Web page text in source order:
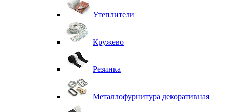
Утеплители
Кружево
Резинка
Металлофурнитура декоративная